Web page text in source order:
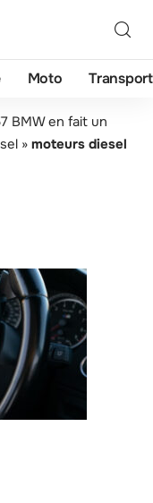
Moto Transport
BMW en fait un
» moteurs diesel